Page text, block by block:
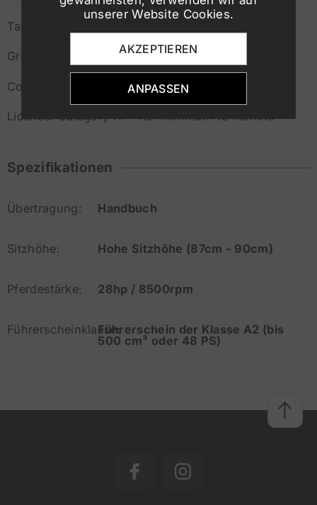
unserer Website Cookies.
AKZEPTIEREN
ANPASSEN
Tank: 12.8lt
Ground Clearance: 275mm
Consumption: 3.3lt/100km
License: Category A – A2 minimum 12 months
Spezifikationen
Übertragung: Handbuch
Sitzhöhe: Hohe Sitzhöhe (87cm - 90cm)
Pferdestärke: 28hp / 8500rpm
Führerscheinklasse:Führerschein der Klasse A2 (bis
500 cm³ oder 48 PS)